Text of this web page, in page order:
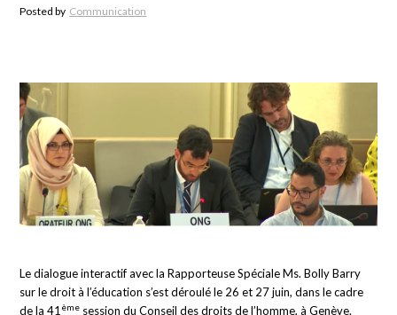
Posted by Communication
Le dialogue interactif avec la Rapporteuse Spéciale Ms. Bolly Barry
sur le droit à l’éducation s’est déroulé le 26 et 27 juin, dans le cadre
de la 41 ème session du Conseil des droits de l’homme, à Genève.